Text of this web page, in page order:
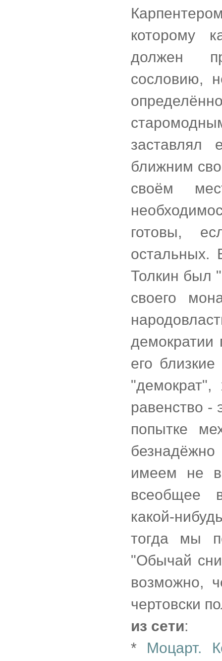
которому
должен
сословию,
заставлял
ближним
своём
готовы,
остальных.
Толкин был
своего
демократии
его
равенство -
попытке
имеем не
всеобщее
какой-
тогда мы
"Обычай
возможно,
чертовски
из сети:
* Моцарт.